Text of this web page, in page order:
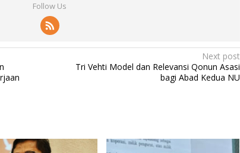
Follow Us
Next post
Tri Vehti Model dan Relevansi Qonun Asasi
bagi Abad Kedua NU